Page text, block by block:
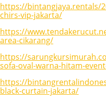
https://bintangjaya.rentals/
chirs-vip-jakarta/
https://
area-cikarang/
https://
sofa-oval-warna-hitam-
https://
black-curtain-jakarta/